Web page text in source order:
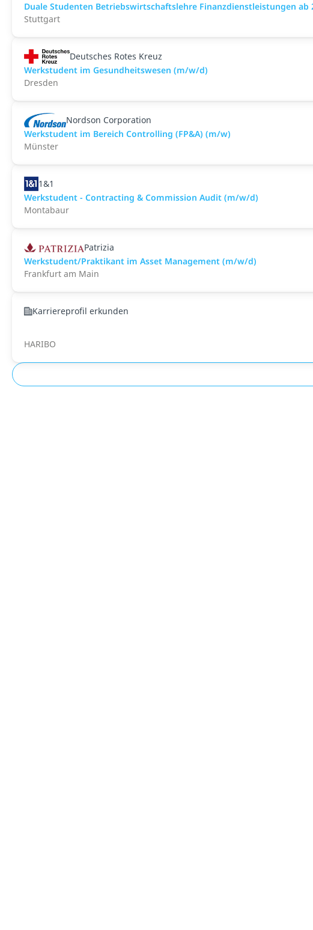
Duale Studenten Betriebswirtschaftslehre Finanzdienstleistungen ab
Stuttgart
Deutsches Rotes Kreuz
Werkstudent im Gesundheitswesen (m/w/d)
Dresden
Nordson Corporation
Werkstudent im Bereich Controlling (FP&A) (m/w)
Münster
1&1
Werkstudent - Contracting & Commission Audit (m/w/d)
Montabaur
Patrizia
Werkstudent/Praktikant im Asset Management (m/w/d)
Frankfurt am Main
Karriereprofil erkunden
HARIBO